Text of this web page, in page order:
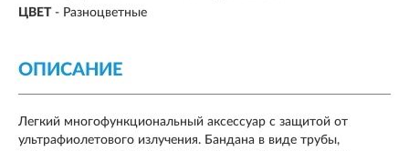
ЦВЕТ - Разноцветные
ОПИСАНИЕ
Легкий многофункциональный аксессуар с защитой от
ультрафиолетового излучения. Бандана в виде трубы,